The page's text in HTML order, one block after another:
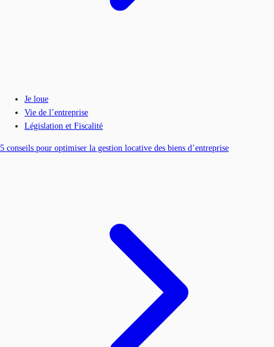
Je loue
Vie de l’entreprise
Législation et Fiscalité
5 conseils pour optimiser la gestion locative des biens d’entreprise